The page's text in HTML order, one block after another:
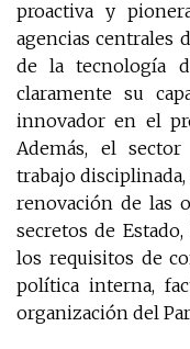
proactiva y
agencias centrales
de la tecnología
claramente su
innovador en el
Además, el
trabajo
renovación de las
secretos de
los requisitos de
política interna,
organización del